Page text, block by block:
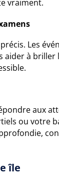
vraiment.
Les
à briller
aux
ou votre
île